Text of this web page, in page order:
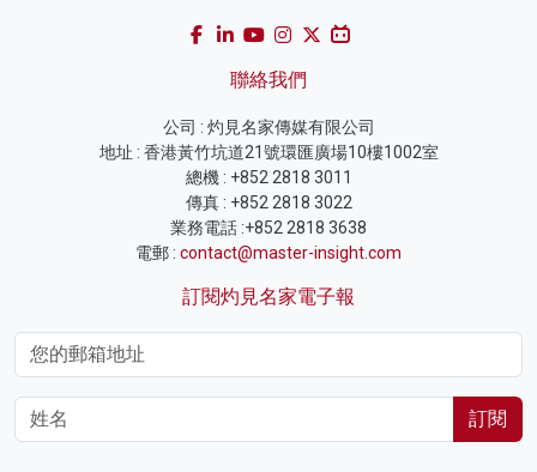
聯絡我們
公司 : 灼見名家傳媒有限公司
地址 : 香港黃竹坑道21號環匯廣場10樓1002室
總機 : +852 2818 3011
傳真 : +852 2818 3022
業務電話 :+852 2818 3638
電郵 : contact@master-insight.com
訂閱灼見名家電子報
訂閱